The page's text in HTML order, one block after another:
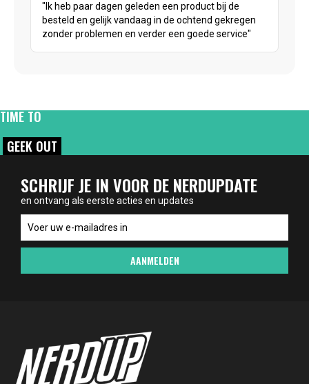
"Ik heb paar dagen geleden een product bij de
besteld en gelijk vandaag in de ochtend gekregen
zonder problemen en verder een goede service"
TIME TO
GEEK OUT
SCHRIJF JE IN VOOR DE NERDUPDATE
en ontvang als eerste acties en updates
ontvang
als
acties
AANMELDEN